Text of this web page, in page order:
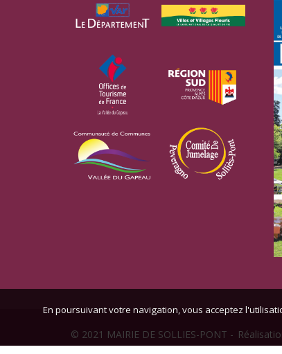
© 2021 MAIRIE DE SOLLIES-PONT -
En poursuivant votre navigation, vous acceptez